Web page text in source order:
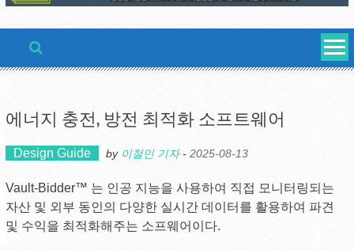
에너지 충전, 방전 최적화 소프트웨어
Design Guide by 이철민 기자- 2025-08-13
Vault-Bidder™ 는 인공 지능을 사용하여 직접 모니터링되는
자산 및 외부 동인의 다양한 실시간 데이터를 활용하여 파견
및 수익을 최적화해주는 소프웨어이다.